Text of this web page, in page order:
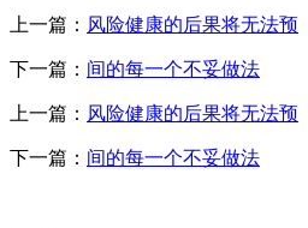
上一篇： 风险健康的后果将无法预
下一篇： 间的每一个不妥做法
上一篇： 风险健康的后果将无法预
下一篇： 间的每一个不妥做法